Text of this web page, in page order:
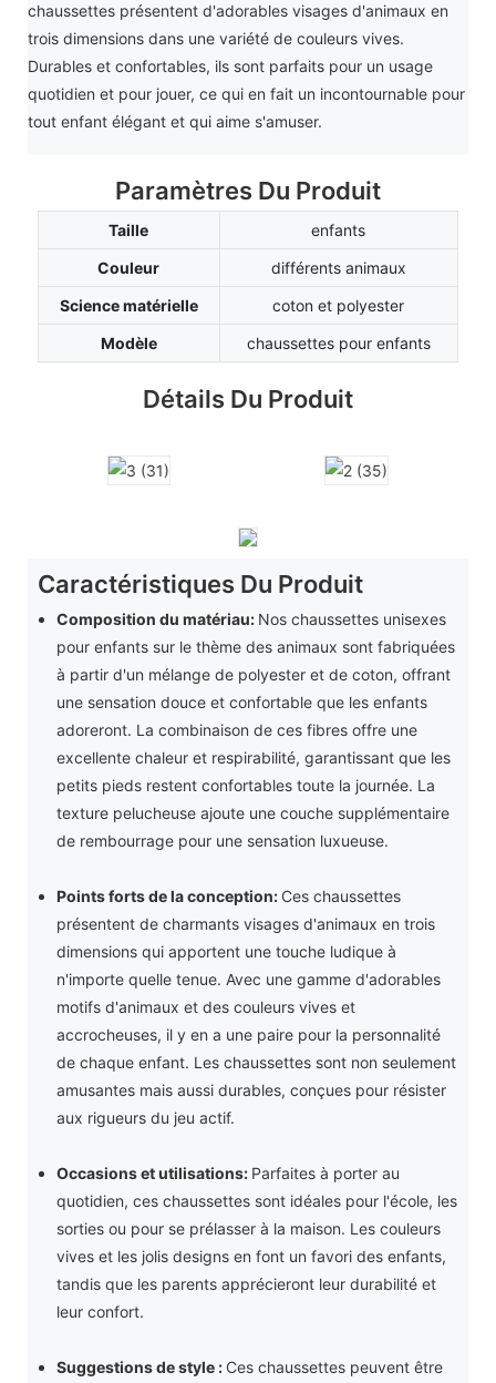
chaussettes présentent d'adorables visages d'animaux en
trois dimensions dans une variété de couleurs vives.
Durables et confortables, ils sont parfaits pour un usage
quotidien et pour jouer, ce qui en fait un incontournable pour
tout enfant élégant et qui aime s'amuser.
Paramètres Du Produit
Taille
enfants
Couleur
différents animaux
Science matérielle
coton et polyester
Modèle
chaussettes pour enfants
Détails Du Produit
Caractéristiques Du Produit
Composition du matériau: Nos chaussettes unisexes
pour enfants sur le thème des animaux sont fabriquées
à partir d'un mélange de polyester et de coton, offrant
une sensation douce et confortable que les enfants
adoreront. La combinaison de ces fibres offre une
excellente chaleur et respirabilité, garantissant que les
petits pieds restent confortables toute la journée. La
texture pelucheuse ajoute une couche supplémentaire
de rembourrage pour une sensation luxueuse.
Points forts de la conception: Ces chaussettes
présentent de charmants visages d'animaux en trois
dimensions qui apportent une touche ludique à
n'importe quelle tenue. Avec une gamme d'adorables
motifs d'animaux et des couleurs vives et
accrocheuses, il y en a une paire pour la personnalité
de chaque enfant. Les chaussettes sont non seulement
amusantes mais aussi durables, conçues pour résister
aux rigueurs du jeu actif.
Occasions et utilisations: Parfaites à porter au
quotidien, ces chaussettes sont idéales pour l'école, les
sorties ou pour se prélasser à la maison. Les couleurs
vives et les jolis designs en font un favori des enfants,
tandis que les parents apprécieront leur durabilité et
leur confort.
Suggestions de style : Ces chaussettes peuvent être